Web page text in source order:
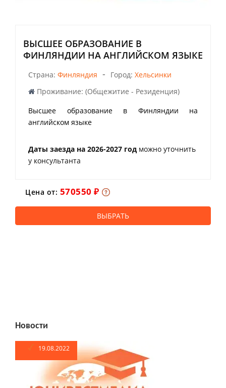
ВЫСШЕЕ ОБРАЗОВАНИЕ В
ФИНЛЯНДИИ НА АНГЛИЙСКОМ ЯЗЫКЕ
Страна: Финляндия - Город: Хельсинки
Проживание: (Общежитие - Резиденция)
Высшее образование в Финляндии на
английском языке
Даты заезда на 2026-2027 год можно уточнить
у консультанта
Цена от: 570550 ₽
ВЫБРАТЬ
Новости
19.08.2022